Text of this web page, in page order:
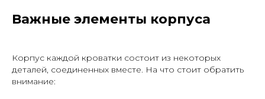
Важные элементы корпуса
Корпус каждой кроватки состоит из некоторых
деталей, соединенных вместе. На что стоит обратить
внимание: